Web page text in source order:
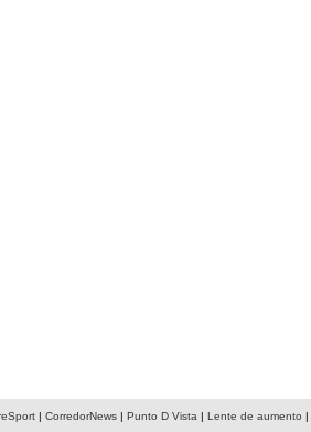
| CorredorNews| Punto D Vista | Lente de aumento |